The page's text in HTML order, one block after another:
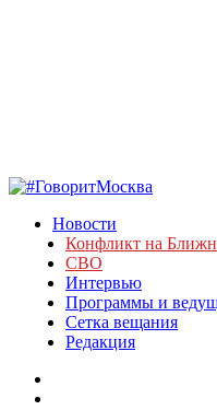
Новости
Конфликт на
СВО
Интервью
Программы и
Сетка вещания
Редакция